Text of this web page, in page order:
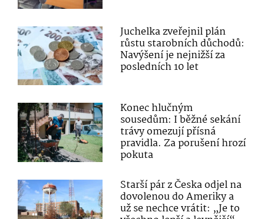
Juchelka zveřejnil plán
růstu starobních důchodů:
Navýšení je nejnižší za
posledních 10 let
Konec hlučným
sousedům: I běžné sekání
trávy omezují přísná
pravidla. Za porušení hrozí
pokuta
Starší pár z Česka odjel na
dovolenou do Ameriky a
už se nechce vrátit: „Je to